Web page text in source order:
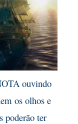
ouvindo
os olhos e
poderão ter